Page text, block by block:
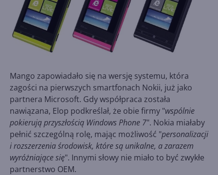
Mango zapowiadało się na wersję systemu, która
zagości na pierwszych smartfonach Nokii, już jako
partnera Microsoft. Gdy współpraca została
nawiązana, Elop podkreślał, że obie firmy "wspólnie
pokierują przyszłością Windows Phone 7". Nokia miałaby
pełnić szczególną rolę, mając możliwość "personalizacji
i rozszerzenia środowisk, które są unikalne, a zarazem
wyróżniające się". Innymi słowy nie miało to być zwykłe
partnerstwo OEM.